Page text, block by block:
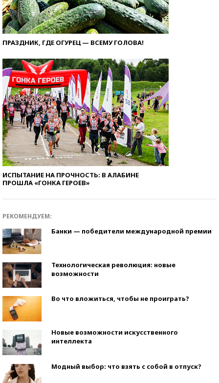
ПРАЗДНИК, ГДЕ ОГУРЕЦ — ВСЕМУ ГОЛОВА!
ИСПЫТАНИЕ НА ПРОЧНОСТЬ: В АЛАБИНЕ
ПРОШЛА «ГОНКА ГЕРОЕВ»
РЕКОМЕНДУЕМ:
Банки — победители международной премии
Технологическая революция: новые
возможности
Во что вложиться, чтобы не проиграть?
Новые возможности искусственного
интеллекта
Модный выбор: что взять с собой в отпуск?